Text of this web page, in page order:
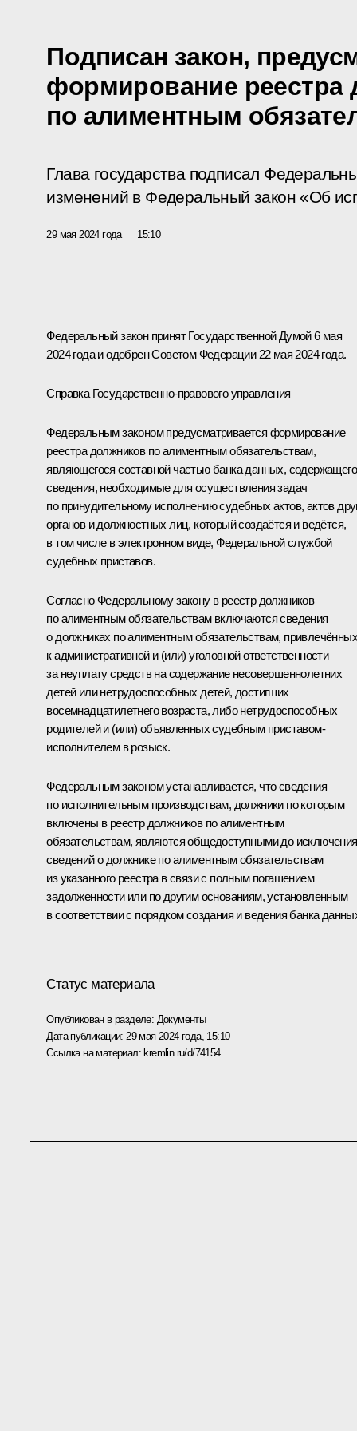
Подписан закон,
формирование реестра
по алиментным
Глава государства подписал
изменений в Федеральный закон «Об
29 мая 2024 года 15:10
Федеральный закон принят Государственной Думой 6 мая
2024 года и одобрен Советом Федерации 22 мая 2024 года.
Справка Государственно-правового управления
Федеральным законом предусматривается формирование
реестра должников по алиментным обязательствам,
являющегося составной частью банка данных, содержащего
сведения, необходимые для осуществления задач
по принудительному исполнению судебных актов, актов
органов и должностных лиц, который создаётся и ведётся,
в том числе в электронном виде, Федеральной службой
судебных приставов.
Согласно Федеральному закону в реестр должников
по алиментным обязательствам включаются сведения
о должниках по алиментным обязательствам, привлечённых
к административной и (или) уголовной ответственности
за неуплату средств на содержание несовершеннолетних
детей или нетрудоспособных детей, достигших
восемнадцатилетнего возраста, либо нетрудоспособных
родителей и (или) объявленных судебным приставом-
исполнителем в розыск.
Федеральным законом устанавливается, что сведения
по исполнительным производствам, должники по которым
включены в реестр должников по алиментным
обязательствам, являются общедоступными до исключения
сведений о должнике по алиментным обязательствам
из указанного реестра в связи с полным погашением
задолженности или по другим основаниям, установленным
в соответствии с порядком создания и ведения банка
Статус материала
Опубликован в разделе: Документы
Дата публикации: 29 мая 2024 года, 15:10
Ссылка на материал: kremlin.ru/d/74154